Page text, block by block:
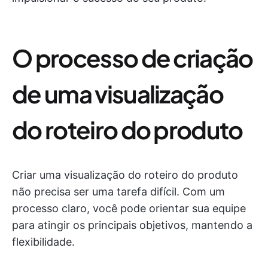
O processo de criação
de uma visualização
do roteiro do produto
Criar uma visualização do roteiro do produto
não precisa ser uma tarefa difícil. Com um
processo claro, você pode orientar sua equipe
para atingir os principais objetivos, mantendo a
flexibilidade.